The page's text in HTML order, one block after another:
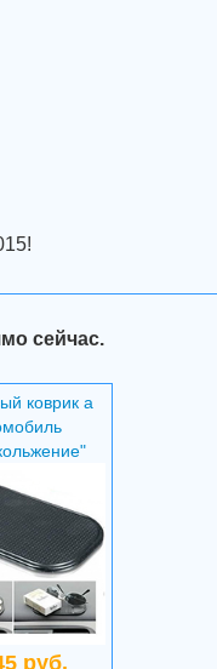
сейчас.
коврик а
руб.